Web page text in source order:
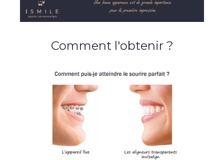
Comment l'obtenir ?